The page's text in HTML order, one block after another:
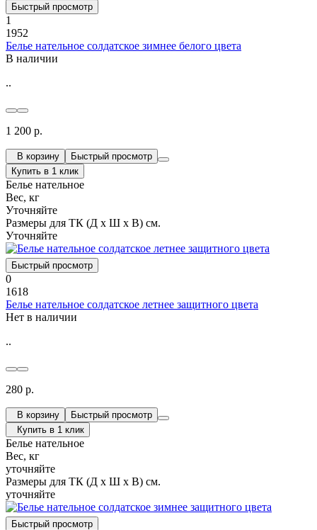
Быстрый просмотр
1
1952
Белье нательное солдатское зимнее белого цвета
В наличии
..
1 200 р.
В корзину
Быстрый просмотр
Купить в 1 клик
Белье нательное
Вес, кг
Уточняйте
Размеры для ТК (Д х Ш х В) см.
Уточняйте
Быстрый просмотр
0
1618
Белье нательное солдатское летнее защитного цвета
Нет в наличии
..
280 р.
В корзину
Быстрый просмотр
Купить в 1 клик
Белье нательное
Вес, кг
уточняйте
Размеры для ТК (Д х Ш х В) см.
уточняйте
Быстрый просмотр